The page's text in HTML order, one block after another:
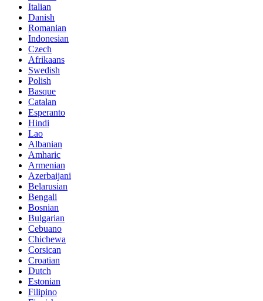
Italian
Danish
Romanian
Indonesian
Czech
Afrikaans
Swedish
Polish
Basque
Catalan
Esperanto
Hindi
Lao
Albanian
Amharic
Armenian
Azerbaijani
Belarusian
Bengali
Bosnian
Bulgarian
Cebuano
Chichewa
Corsican
Croatian
Dutch
Estonian
Filipino